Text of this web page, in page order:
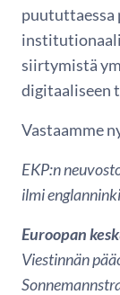
puututtaessa
siirtymistä
digitaaliseen
Vastaamme
EKP:n
ilmi
Euroopan
Viestinnän